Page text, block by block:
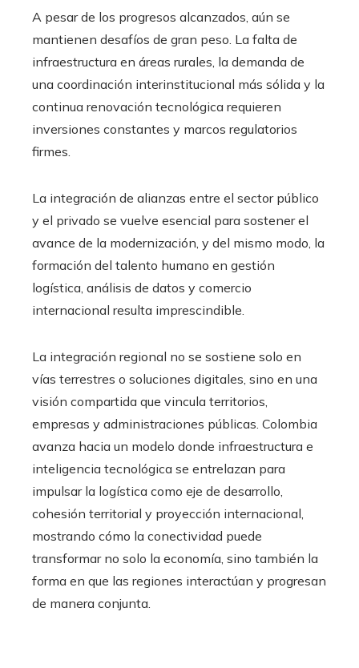
A pesar de los progresos alcanzados, aún se
mantienen desafíos de gran peso. La falta de
infraestructura en áreas rurales, la demanda de
una coordinación interinstitucional más sólida y la
continua renovación tecnológica requieren
inversiones constantes y marcos regulatorios
firmes.
La integración de alianzas entre el sector público
y el privado se vuelve esencial para sostener el
avance de la modernización, y del mismo modo, la
formación del talento humano en gestión
logística, análisis de datos y comercio
internacional resulta imprescindible.
La integración regional no se sostiene solo en
vías terrestres o soluciones digitales, sino en una
visión compartida que vincula territorios,
empresas y administraciones públicas. Colombia
avanza hacia un modelo donde infraestructura e
inteligencia tecnológica se entrelazan para
impulsar la logística como eje de desarrollo,
cohesión territorial y proyección internacional,
mostrando cómo la conectividad puede
transformar no solo la economía, sino también la
forma en que las regiones interactúan y progresan
de manera conjunta.